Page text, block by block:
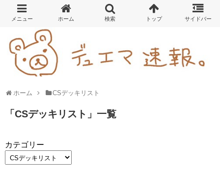
ホーム CSデッキリスト
「 CSデッキリスト 」 一覧
カテゴリー